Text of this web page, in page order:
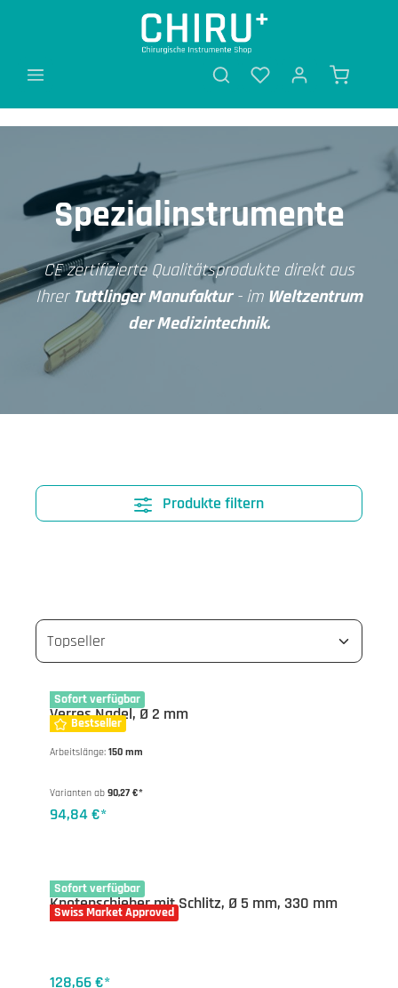
Spezialinstrumente
CE zertifizierte Qualitätsprodukte direkt aus
Ihrer Tuttlinger Manufaktur- im Weltzentrum
der Medizintechnik.
Produkte filtern
Sofort verfügbar
Bestseller
10-1111
Verres Nadel, Ø 2 mm
Arbeitslänge: 150 mm
Varianten ab 90,27 €*
94,84 €*
Sofort verfügbar
Swiss Market Approved
13-1617SL
Knotenschieber mit Schlitz, Ø 5 mm, 330 mm
128,66 €*